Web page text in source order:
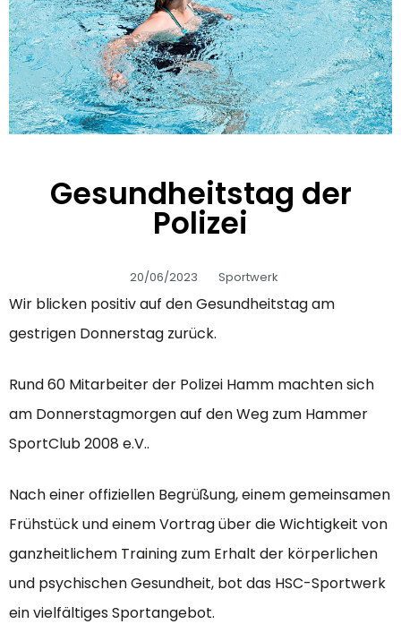
Gesundheitstag der
Polizei
20/06/2023 Sportwerk
Wir blicken positiv auf den Gesundheitstag am
gestrigen Donnerstag zurück.
Rund 60 Mitarbeiter der Polizei Hamm machten sich
am Donnerstagmorgen auf den Weg zum Hammer
SportClub 2008 e.V..
Nach einer offiziellen Begrüßung, einem gemeinsamen
Frühstück und einem Vortrag über die Wichtigkeit von
ganzheitlichem Training zum Erhalt der körperlichen
und psychischen Gesundheit, bot das HSC-Sportwerk
ein vielfältiges Sportangebot.